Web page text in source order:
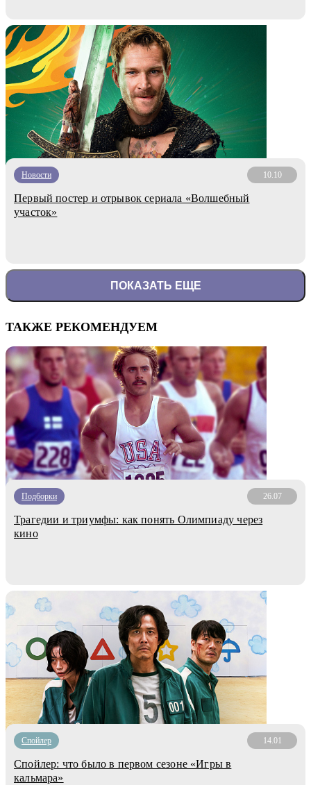
Новости 10.10
Первый постер и отрывок сериала «Волшебный
участок»
ПОКАЗАТЬ ЕЩЕ
ТАКЖЕ РЕКОМЕНДУЕМ
Подборки 26.07
Трагедии и триумфы: как понять Олимпиаду через
кино
Cпойлер 14.01
Спойлер: что было в первом сезоне «Игры в
кальмара»